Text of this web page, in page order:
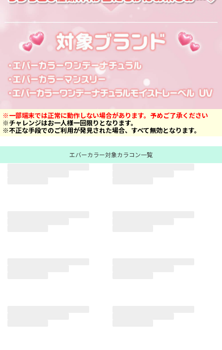
※一部端末では正常に動作しない場合があります。予めご了承ください
※チャレンジはお一人様一回限りとなります。
※不正な手段でのご利用が発見された場合、すべて無効となります。
エバーカラー対象カラコン一覧